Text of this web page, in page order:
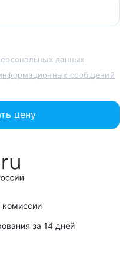
данных
сообщений
цену
комиссии
за 14 дней